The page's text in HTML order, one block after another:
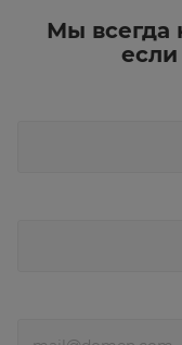
Мы всегда